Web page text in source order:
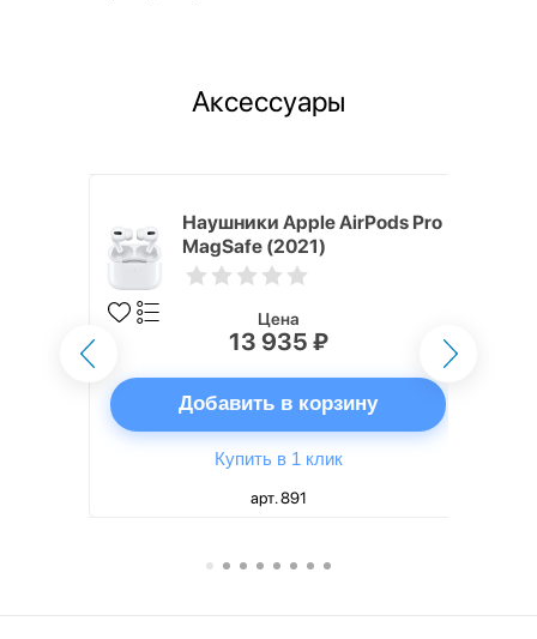
Аксессуары
Наушники Apple AirPods Pro
MagSafe (2021)
Цена
13 935 ₽
Добавить в корзину
Купить в 1 клик
арт. 891